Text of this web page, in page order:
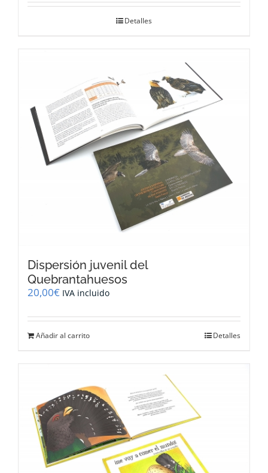
Detalles
Dispersión juvenil del
Quebrantahuesos
20,00€ IVA incluido
Añadir al carrito Detalles